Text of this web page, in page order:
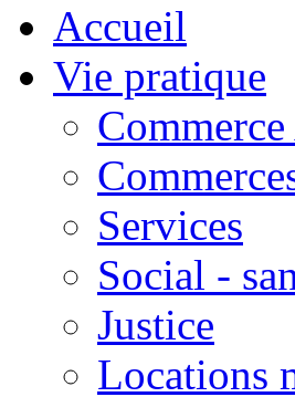
Accueil
Vie pratique
Services
Social -
Justice
Locations